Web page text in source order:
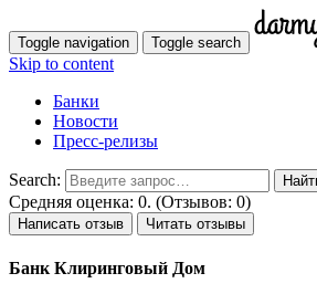
Toggle navigation Toggle search
Skip to content
Банки
Новости
Пресс-релизы
Search:
Средняя оценка: 0. (Отзывов: 0)
Написать отзыв Читать отзывы
Банк Клиринговый Дом